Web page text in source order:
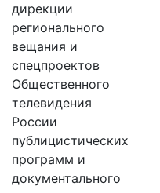
дирекции
регионального
вещания и
спецпроектов
Общественного
телевидения
России
публицистических
программ и
документального